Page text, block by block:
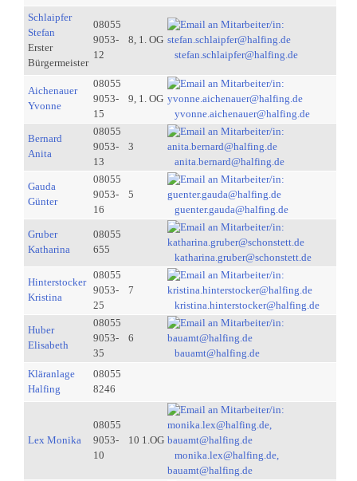
Schlaipfer
Stefan
Erster
Bürgermeister
08055
9053-
12
8, 1. OG
stefan.schlaipfer@halfing.de
Aichenauer
Yvonne
08055
9053-
15
9, 1. OG
yvonne.aichenauer@halfing.de
Bernard
Anita
08055
9053-
13
3
anita.bernard@halfing.de
Gauda
Günter
08055
9053-
16
5
guenter.gauda@halfing.de
Gruber
Katharina
08055
655
katharina.gruber@schonstett.de
Hinterstocker
Kristina
08055
9053-
25
7
kristina.hinterstocker@halfing.de
Huber
Elisabeth
08055
9053-
35
6
bauamt@halfing.de
Kläranlage
Halfing
08055
8246
Lex Monika
08055
9053-
10
10 1.OG
monika.lex@halfing.de,
bauamt@halfing.de